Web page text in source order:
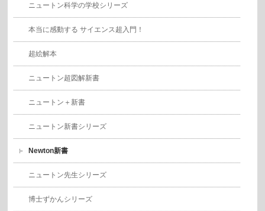
ニュートン科学の学校シリーズ
本当に感動する サイエンス超入門！
超絵解本
ニュートン超図解新書
ニュートン＋新書
ニュートン新書シリーズ
Newton新書
ニュートン先生シリーズ
博士ずかんシリーズ